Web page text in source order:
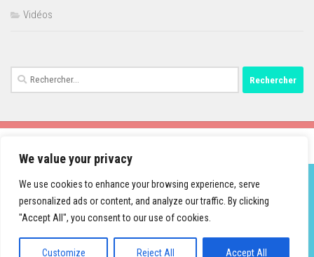
We value your privacy
We use cookies to enhance your browsing experience, serve
personalized ads or content, and analyze our traffic. By clicking
"Accept All", you consent to our use of cookies.
Customize Reject All Accept All
Vidéos
Rechercher :